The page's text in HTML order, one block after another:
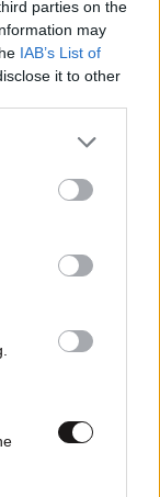
parties on the
may
IAB’s List of
it to other
more Google
may click to
party tags to
below Google